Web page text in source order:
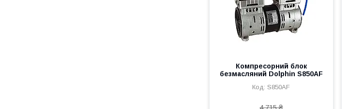
Компресорний блок
безмасляний Dolphin S850AF
S850AF
4 715 ₴